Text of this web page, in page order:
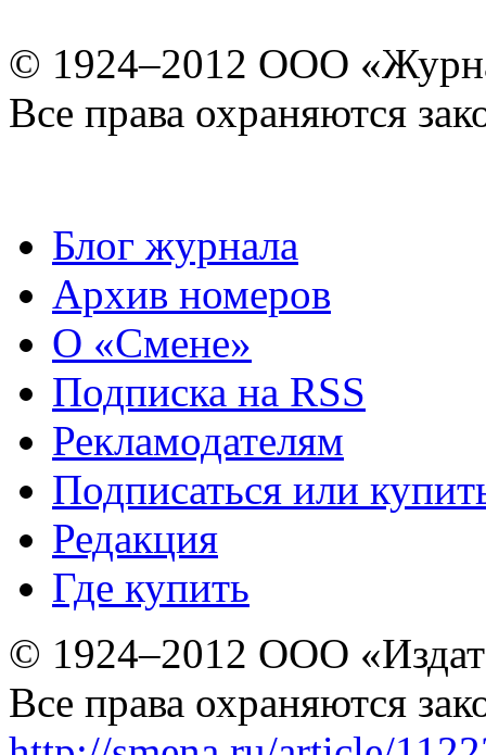
© 1924–2012 ООО
Все права охраняются
Блог журнала
Архив номеров
О «Смене»
Подписка на RSS
Рекламодателям
Подписаться или
Редакция
Где купить
© 1924–2012 ООО
Все права охраняются